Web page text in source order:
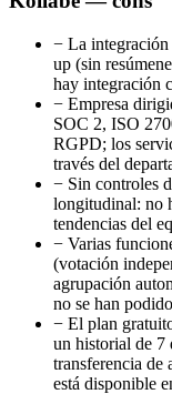
− La integración
up (sin
hay integración
− Empresa
SOC 2, ISO
RGPD; los
través del
− Sin controles
longitudinal: no
tendencias del
− Varias
(votación
agrupación
no se han
− El plan
un historial de 7
transferencia de
está disponible